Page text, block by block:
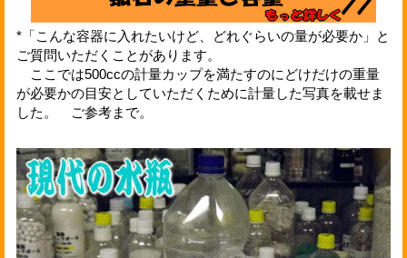
*「こんな容器に入れたいけど、どれぐらいの量が必要か」と
ご質問いただくことがあります。
ここでは500ccの計量カップを満たすのにどけだけの重量
が必要かの目安としていただくために計量した写真を載せま
した。 ご参考まで。